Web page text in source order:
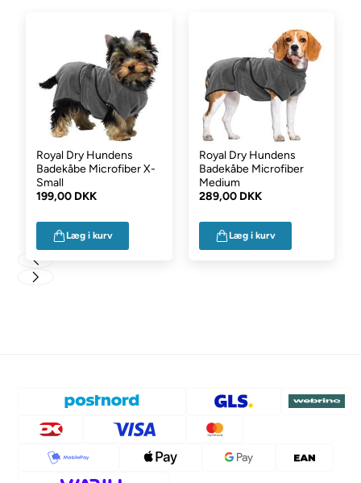
Royal Dry Hundens
Badekåbe Microfiber X-
Small
199,00 DKK
Læg i kurv
Royal Dry Hundens
Badekåbe Microfiber
Medium
289,00 DKK
Læg i kurv